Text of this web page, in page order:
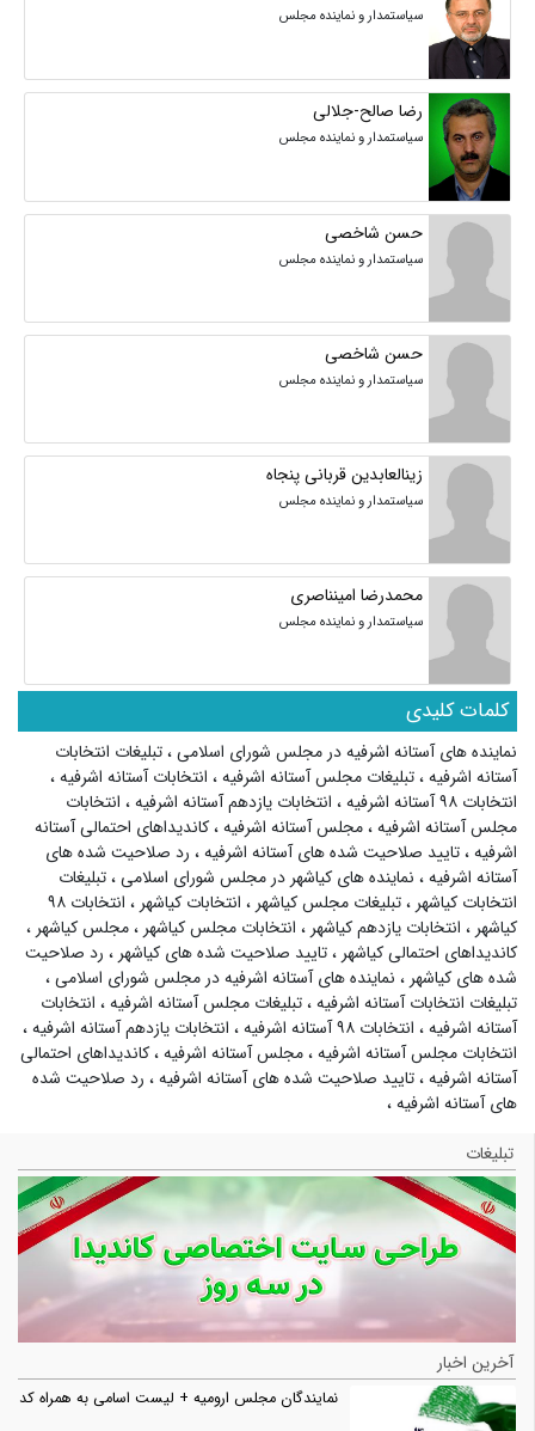
سیاستمدار و نماینده مجلس
رضا صالح-جلالی
سیاستمدار و نماینده مجلس
حسن شاخصی
سیاستمدار و نماینده مجلس
حسن شاخصی
سیاستمدار و نماینده مجلس
زینالعابدین قربانی پنجاه
سیاستمدار و نماینده مجلس
محمدرضا امینناصری
سیاستمدار و نماینده مجلس
کلمات کلیدی
نماینده های آستانه اشرفیه در مجلس شورای اسلامی،تبلیغات انتخابات
آستانه اشرفیه،تبلیغات مجلس آستانه اشرفیه، انتخابات آستانه اشرفیه،
انتخابات ۹۸ آستانه اشرفیه
، انتخابات یازدهم آستانه اشرفیه، انتخابات
مجلس آستانه اشرفیه،مجلس آستانه اشرفیه،کاندیداهای احتمالی آستانه
اشرفیه،تایید صلاحیت شده های آستانه اشرفیه، رد صلاحیت شده های
آستانه اشرفیه، نماینده های کیاشهر در مجلس شورای اسلامی،تبلیغات
انتخابات کیاشهر ،تبلیغات مجلس کیاشهر ، انتخابات کیاشهر ،
انتخابات ۹۸
کیاشهر ، انتخابات یازدهم کیاشهر ، انتخابات مجلس کیاشهر ،مجلس کیاشهر ،
کاندیداهای احتمالی کیاشهر ،تایید صلاحیت شده های کیاشهر ، رد صلاحیت
شده های کیاشهر ، نماینده های آستانه اشرفیه در مجلس شورای اسلامی،
تبلیغات انتخابات آستانه اشرفیه،تبلیغات مجلس آستانه اشرفیه، انتخابات
آستانه اشرفیه، انتخابات ۹۸ آستانه اشرفیه ، انتخابات یازدهم آستانه اشرفیه،
انتخابات مجلس آستانه اشرفیه،مجلس آستانه اشرفیه،کاندیداهای احتمالی
آستانه اشرفیه،تایید صلاحیت شده های آستانه اشرفیه، رد صلاحیت شده
های آستانه اشرفیه،
تبلیغات
آخرین اخبار
نمایندگان مجلس ارومیه + لیست اسامی به همراه کد